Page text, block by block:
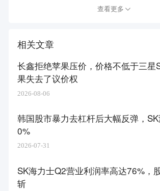
查看更多
相关文章
长鑫拒绝苹果压价，价格不低于三星
果失去了议价权
2026-08-06
韩国股市暴力去杠杆后大幅反弹，
0%
2026-07-31
SK海力士Q2营业利润率高达76%，
斩